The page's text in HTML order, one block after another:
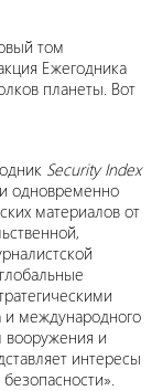
том
Ежегодника
планеты. Вот
Security Index
одновременно
материалов от
и международного
вооружения и
интересы
».